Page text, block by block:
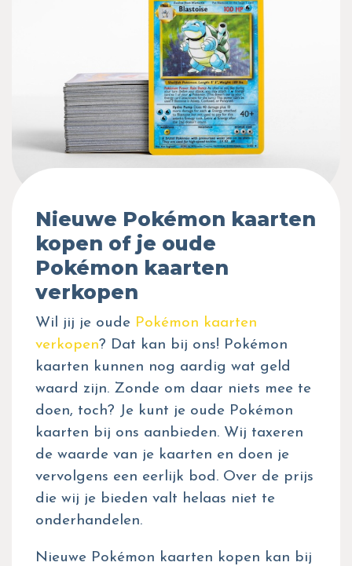
Nieuwe Pokémon kaarten
kopen of je oude
Pokémon kaarten
verkopen
Wil jij je oude Pokémon kaarten
verkopen? Dat kan bij ons! Pokémon
kaarten kunnen nog aardig wat geld
waard zijn. Zonde om daar niets mee te
doen, toch? Je kunt je oude Pokémon
kaarten bij ons aanbieden. Wij taxeren
de waarde van je kaarten en doen je
vervolgens een eerlijk bod. Over de prijs
die wij je bieden valt helaas niet te
onderhandelen.
Nieuwe Pokémon kaarten kopen kan bij